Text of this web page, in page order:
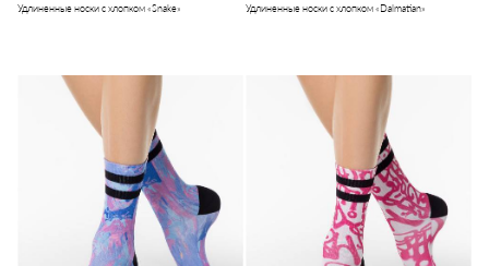
Удлиненные носки с хлопком «Snake» Удлиненные носки с хлопком «Dalmatian»